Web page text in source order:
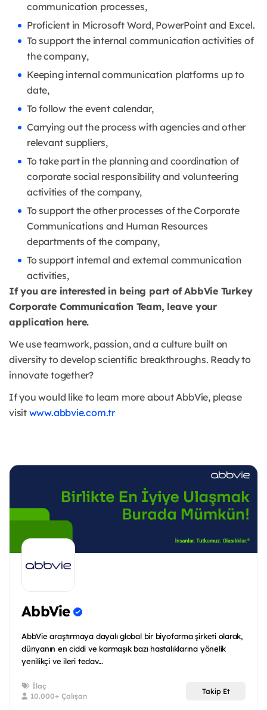
communication processes,
Proficient in Microsoft Word, PowerPoint and Excel.
To support the internal communication activities of
the company,
Keeping internal communication platforms up to
date,
To follow the event calendar,
Carrying out the process with agencies and other
relevant suppliers,
To take part in the planning and coordination of
corporate social responsibility and volunteering
activities of the company,
To support the other processes of the Corporate
Communications and Human Resources
departments of the company,
To support internal and external communication
activities,
If you are interested in being part of AbbVie Turkey
Corporate Communication Team, leave your
application here.
We use teamwork, passion, and a culture built on
diversity to develop scientific breakthroughs. Ready to
innovate together?
If you would like to learn more about AbbVie, please
visit www.abbvie.com.tr
AbbVie
AbbVie araştırmaya dayalı global bir biyofarma şirketi olarak,
dünyanın en ciddi ve karmaşık bazı hastalıklarına yönelik
yenilikçi ve ileri tedav...
İlaç
10.000+ Çalışan
Takip Et